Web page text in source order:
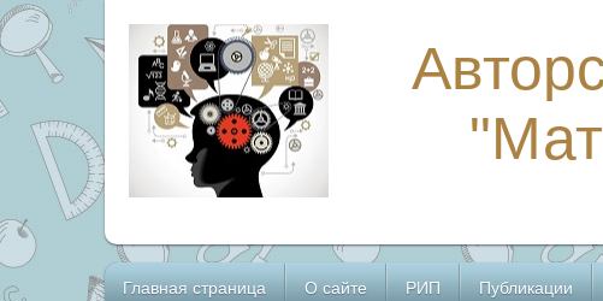
Главная страница О сайте РИП Публикации